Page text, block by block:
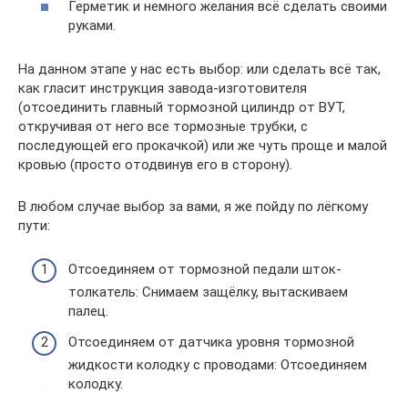
Герметик и немного желания всё сделать своими
руками.
На данном этапе у нас есть выбор: или сделать всё так,
как гласит инструкция завода-изготовителя
(отсоединить главный тормозной цилиндр от ВУТ,
откручивая от него все тормозные трубки, с
последующей его прокачкой) или же чуть проще и малой
кровью (просто отодвинув его в сторону).
В любом случае выбор за вами, я же пойду по лёгкому
пути:
Отсоединяем от тормозной педали шток-
толкатель: Снимаем защёлку, вытаскиваем
палец.
Отсоединяем от датчика уровня тормозной
жидкости колодку с проводами: Отсоединяем
колодку.